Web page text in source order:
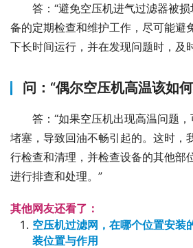
答：“避免空压机进气过滤器被
备的定期检查和维护工作，尽可能避
下长时间运行，并在发现问题时，及
问：“偶尔空压机高温该如
答：“如果空压机出现高温问题
堵塞，导致回油不畅引起的。这时，
行检查和清理，并检查设备的其他部
进行排查和处理。”
其他网友还看了：
空压机过滤网，在哪个位置安装
装位置与作用